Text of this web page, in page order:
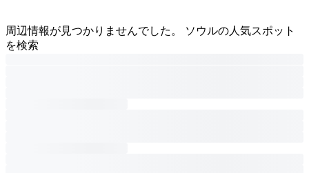
周辺情報が見つかりませんでした。 ソウルの人気スポット
を検索